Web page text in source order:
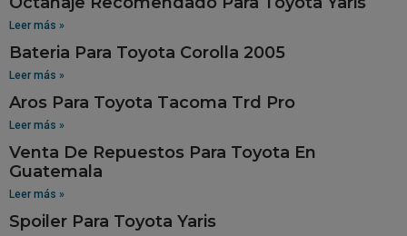
Leer más »
Bateria Para Toyota Corolla 2005
Leer más »
Aros Para Toyota Tacoma Trd Pro
Leer más »
Venta De Repuestos Para Toyota En
Guatemala
Leer más »
Spoiler Para Toyota Yaris